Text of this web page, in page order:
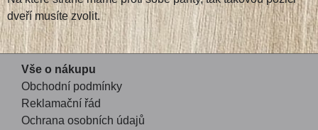
dveří musíte zvolit.
Vše o nákupu
Obchodní podmínky
Reklamační řád
Ochrana osobních údajů